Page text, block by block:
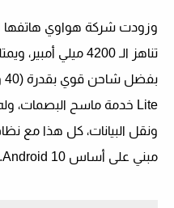
وزودت شركة هواوي هاتفها
تناهز الـ 4200
بفضل شاحن قوي بقدرة (40 واطا)، ويقدم جوال
Lite خدمة ماسح البصمات،
ونقل البيانات، كل هذا مع
مبني على أساس Android 10
.